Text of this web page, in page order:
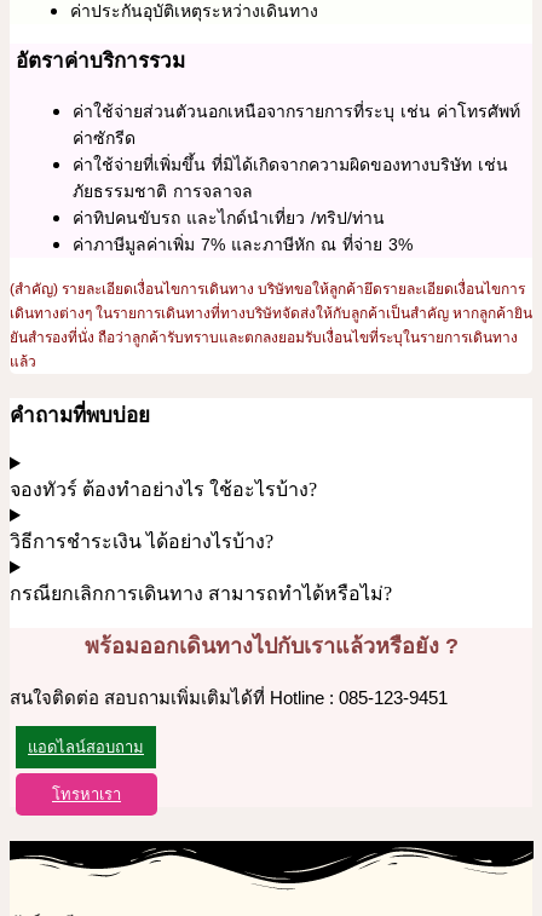
ค่าประกันอุบัติเหตุระหว่างเดินทาง
อัตราค่าบริการรวม
ค่าใช้จ่ายส่วนตัวนอกเหนือจากรายการที่ระบุ เช่น ค่าโทรศัพท์
ค่าซักรีด
ค่าใช้จ่ายที่เพิ่มขึ้น ที่มิได้เกิดจากความผิดของทางบริษัท เช่น
ภัยธรรมชาติ การจลาจล
ค่าทิปคนขับรถ และไกด์นำเที่ยว /ทริป/ท่าน
ค่าภาษีมูลค่าเพิ่ม 7% และภาษีหัก ณ ที่จ่าย 3%
(สำคัญ) รายละเอียดเงื่อนไขการเดินทาง บริษัทขอให้ลูกค้ายึดรายละเอียดเงื่อนไขการ
เดินทางต่างๆ ในรายการเดินทางที่ทางบริษัทจัดส่งให้กับลูกค้าเป็นสำคัญ หากลูกค้ายิน
ยันสำรองที่นั่ง ถือว่าลูกค้ารับทราบและตกลงยอมรับเงื่อนไขที่ระบุในรายการเดินทาง
แล้ว
คำถามที่พบบ่อย
จองทัวร์ ต้องทำอย่างไร ใช้อะไรบ้าง?
วิธีการชำระเงิน ได้อย่างไรบ้าง?
กรณียกเลิกการเดินทาง สามารถทำได้หรือไม่?
พร้อมออกเดินทางไปกับเราแล้วหรือยัง ?
สนใจติดต่อ สอบถามเพิ่มเติมได้ที่ Hotline : 085-123-9451
แอดไลน์สอบถาม
โทรหาเรา